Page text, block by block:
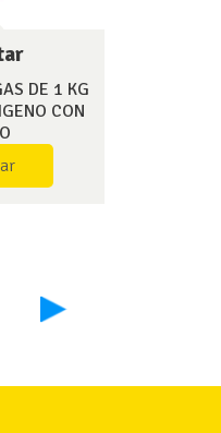
DE 1 KG
CON